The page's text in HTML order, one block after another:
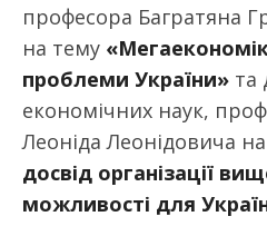
професора Багратяна
на тему
проблеми України» та
економічних наук,
Леоніда Леонідовича
досвід організації
можливості для